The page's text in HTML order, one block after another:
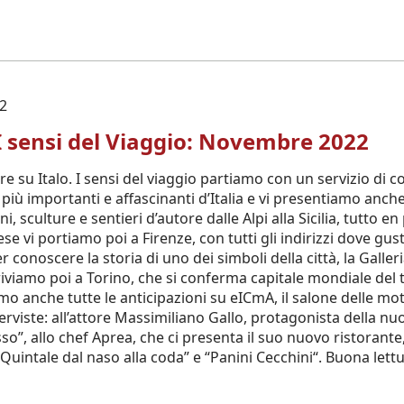
del Viaggio: Novembre 2022
su Italo. I sensi del viaggio partiamo con un servizio di
più importanti e affascinanti d’Italia e vi presentiamo
sculture e sentieri d’autore dalle Alpi alla Sicilia, tutto
vi portiamo poi a Firenze, con tutti gli indirizzi dove
conoscere la storia di uno dei simboli della città, la
poi a Torino, che si conferma capitale mondiale
anche tutte le anticipazioni su eICmA, il salone delle
all’attore Massimiliano Gallo, protagonista della
allo chef Aprea, che ci presenta il suo nuovo
dal naso alla coda” e “Panini Cecchini“. Buona